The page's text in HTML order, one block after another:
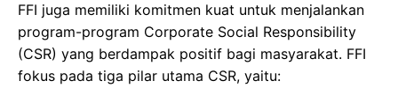
FFI juga memiliki komitmen kuat untuk menjalankan
program-program Corporate Social Responsibility
(CSR) yang berdampak positif bagi masyarakat. FFI
fokus pada tiga pilar utama CSR, yaitu: